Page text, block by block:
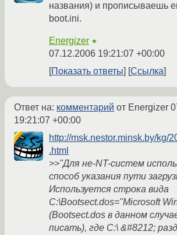
названия) и прописываешь
boot.ini.
Energizer ★
07.12.2006 19:21:07 +00:00
Показать ответы
Ссылка
Ответ на: комментарий от Energizer
19:21:07 +00:00
http://msk.nestor.minsk.by/kg/
.html
>>"Для не-NT-систем
способ указания пути
Используется строка вида
C:\Bootsect.dos="Microsoft
(Bootsect.dos в данном
писать), где C:\ &#8212;